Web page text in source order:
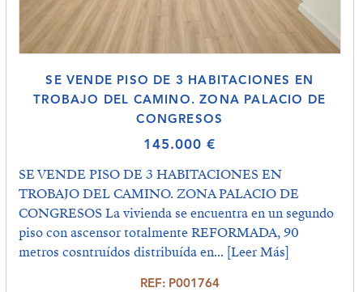
SE VENDE PISO DE 3 HABITACIONES EN
TROBAJO DEL CAMINO. ZONA PALACIO DE
CONGRESOS
145.000 €
SE VENDE PISO DE 3 HABITACIONES EN
TROBAJO DEL CAMINO. ZONA PALACIO DE
CONGRESOS La vivienda se encuentra en un segundo
piso con ascensor totalmente REFORMADA, 90
metros cosntruídos distribuída en... [Leer Más]
REF: P001764